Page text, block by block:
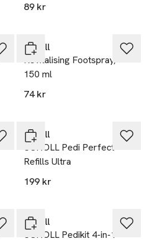
89 kr
Scholl
Revitalising Footspray,
150 ml
74 kr
Scholl
SCHOLL Pedi Perfect
Refills Ultra
199 kr
Scholl
SCHOLL Pedikit 4-in-1